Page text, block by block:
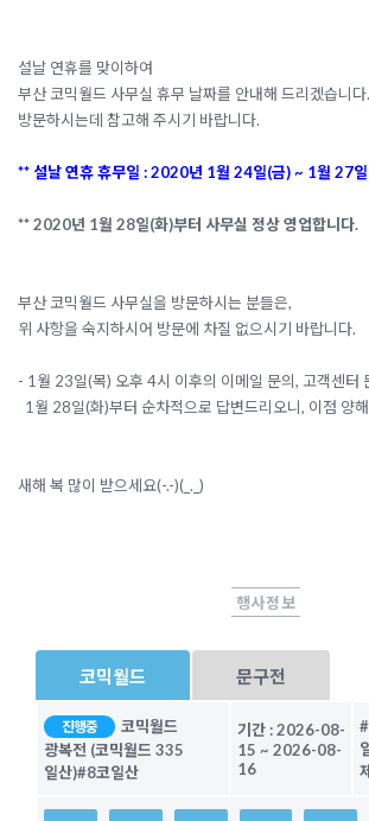
설날 연휴를 맞이하여
부산 코믹월드 사무실 휴무 날짜를 안내해 드리겠습니다.
방문하시는데 참고해 주시기 바랍니다.
** 설날 연휴 휴무일 : 2020년 1월 24일(금) ~ 1월 27
** 2020년 1월 28일(화)부터 사무실 정상 영업합니다.
부산 코믹월드 사무실을 방문하시는 분들은,
위 사항을 숙지하시어 방문에 차질 없으시기 바랍니다.
- 1월 23일(목) 오후 4시 이후의 이메일 문의, 고객센터
1월 28일(화)부터 순차적으로 답변드리오니, 이점 양
새해 복 많이 받으세요(-.-)(_._)
행사정보
코믹월드 문구전
진행중
코믹월드
광복전 (코믹월드 335
일산)#8코일산
기간 :2026-08-
15 ~ 2026-08-
16